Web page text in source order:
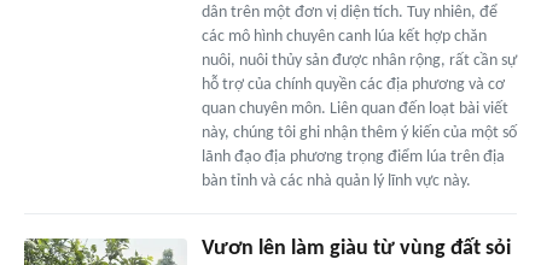
dân trên một đơn vị diện tích. Tuy nhiên, để
các mô hình chuyên canh lúa kết hợp chăn
nuôi, nuôi thủy sản được nhân rộng, rất cần sự
hỗ trợ của chính quyền các địa phương và cơ
quan chuyên môn. Liên quan đến loạt bài viết
này, chúng tôi ghi nhận thêm ý kiến của một số
lãnh đạo địa phương trọng điểm lúa trên địa
bàn tỉnh và các nhà quản lý lĩnh vực này.
Vươn lên làm giàu từ vùng đất sỏi